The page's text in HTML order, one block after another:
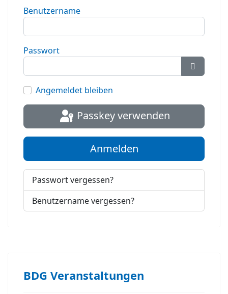
Benutzername
Passwort
Angemeldet bleiben
Passkey verwenden
Anmelden
Passwort vergessen?
Benutzername vergessen?
BDG Veranstaltungen